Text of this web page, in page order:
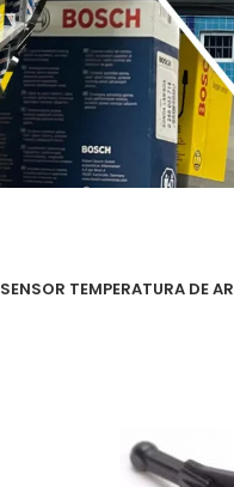
SENSOR TEMPERATURA DE AR